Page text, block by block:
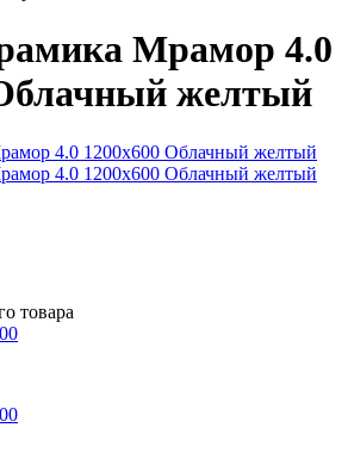
Мрамор 4.0
желтый
товара